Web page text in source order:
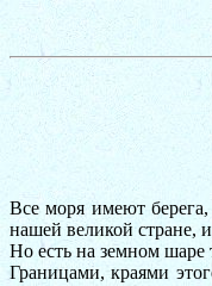
Все моря имеют
нашей великой стране,
Но есть на земном шаре
Границами, краями